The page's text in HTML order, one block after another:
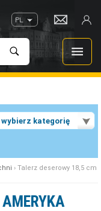
PL
wybierz kategorię
› Talerz deserowy 18,5 cm